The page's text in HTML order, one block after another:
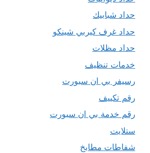
حداد شبابيك
حداد غرف كيربي شينكو
حداد مظلات
خدمات تنظيف
رسيفر بي ان سبورت
رقم تكييف
رقم خدمة بي ان سبورت
ستلايت
شفاطات مطابخ